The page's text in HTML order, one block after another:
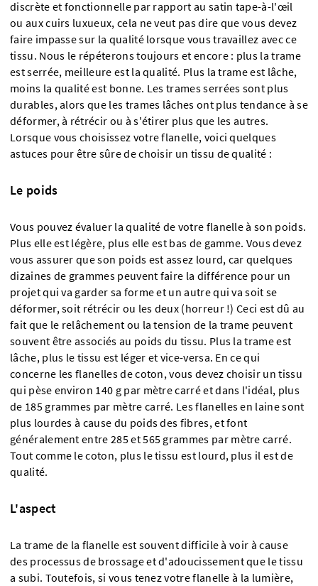
discrète et fonctionnelle par rapport au satin tape-à-l'œil
ou aux cuirs luxueux, cela ne veut pas dire que vous devez
faire impasse sur la qualité lorsque vous travaillez avec ce
tissu. Nous le répéterons toujours et encore : plus la trame
est serrée, meilleure est la qualité. Plus la trame est lâche,
moins la qualité est bonne. Les trames serrées sont plus
durables, alors que les trames lâches ont plus tendance à se
déformer, à rétrécir ou à s'étirer plus que les autres.
Lorsque vous choisissez votre flanelle, voici quelques
astuces pour être sûre de choisir un tissu de qualité :
Le poids
Vous pouvez évaluer la qualité de votre flanelle à son poids.
Plus elle est légère, plus elle est bas de gamme. Vous devez
vous assurer que son poids est assez lourd, car quelques
dizaines de grammes peuvent faire la différence pour un
projet qui va garder sa forme et un autre qui va soit se
déformer, soit rétrécir ou les deux (horreur !) Ceci est dû au
fait que le relâchement ou la tension de la trame peuvent
souvent être associés au poids du tissu. Plus la trame est
lâche, plus le tissu est léger et vice-versa. En ce qui
concerne les flanelles de coton, vous devez choisir un tissu
qui pèse environ 140 g par mètre carré et dans l'idéal, plus
de 185 grammes par mètre carré. Les flanelles en laine sont
plus lourdes à cause du poids des fibres, et font
généralement entre 285 et 565 grammes par mètre carré.
Tout comme le coton, plus le tissu est lourd, plus il est de
qualité.
L'aspect
La trame de la flanelle est souvent difficile à voir à cause
des processus de brossage et d'adoucissement que le tissu
a subi. Toutefois, si vous tenez votre flanelle à la lumière,